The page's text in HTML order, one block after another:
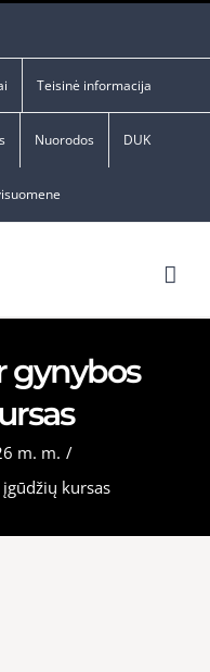
Teisinė informacija
Nuorodos DUK
gynybos
m. m. /
kursas